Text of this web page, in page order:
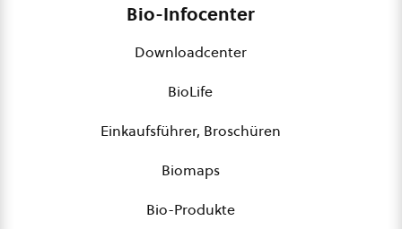
Bio-Infocenter
Downloadcenter
BioLife
Einkaufsführer, Broschüren
Biomaps
Bio-Produkte